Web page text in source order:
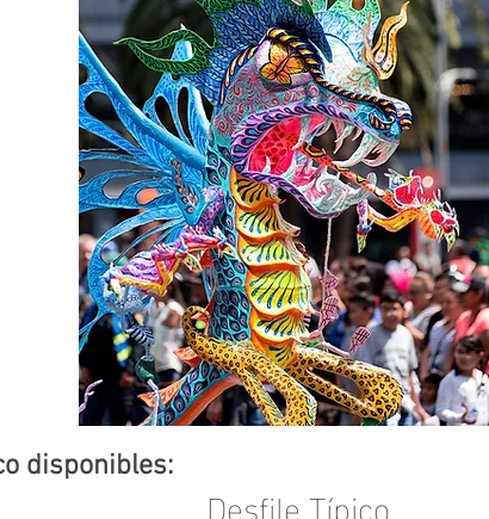
Desfile Típico
disponibles: